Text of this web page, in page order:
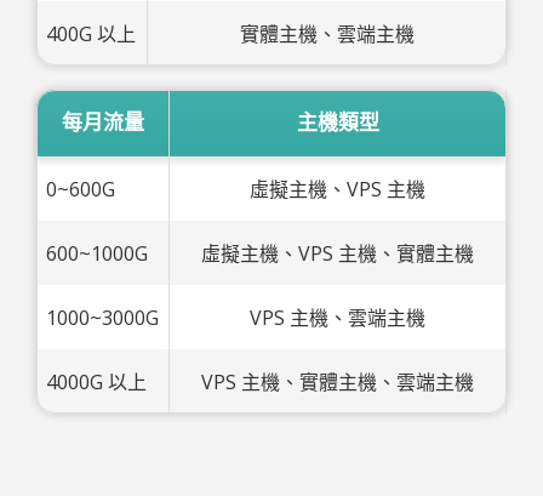
400G 以上 實體主機、雲端主機
每月流量 主機類型
0~600G 虛擬主機、VPS 主機
600~1000G 虛擬主機、VPS 主機、實體主機
1000~3000G VPS 主機、雲端主機
4000G 以上 VPS 主機、實體主機、雲端主機